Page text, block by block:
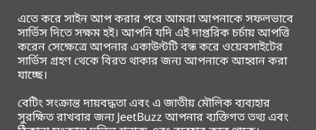
এতে করে সাইন আপ করার পরে আমরা আপনাকে সফলভাবে
সার্ভিস দিতে সক্ষম হই। আপনি যদি এই দাপ্তরিক চর্চায় আপত্তি
করেন সেক্ষেত্রে আপনার একাউন্টটি বন্ধ করে ওয়েবসাইটের
সার্ভিস গ্রহণ থেকে বিরত থাকার জন্য আপনাকে আহ্বান করা
যাচ্ছে।
বেটিং সংক্রান্ত দায়বদ্ধতা এবং এ জাতীয় মৌলিক ব্যব্যহার
সুরক্ষিত রাখবার জন্য JeetBuzz আপনার ব্যক্তিগত তথ্য এবং